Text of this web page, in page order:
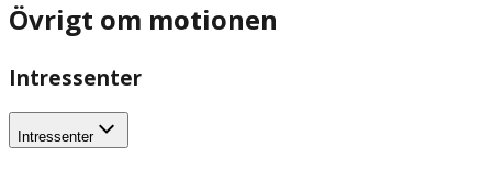
Övrigt om motionen
Intressenter
Intressenter